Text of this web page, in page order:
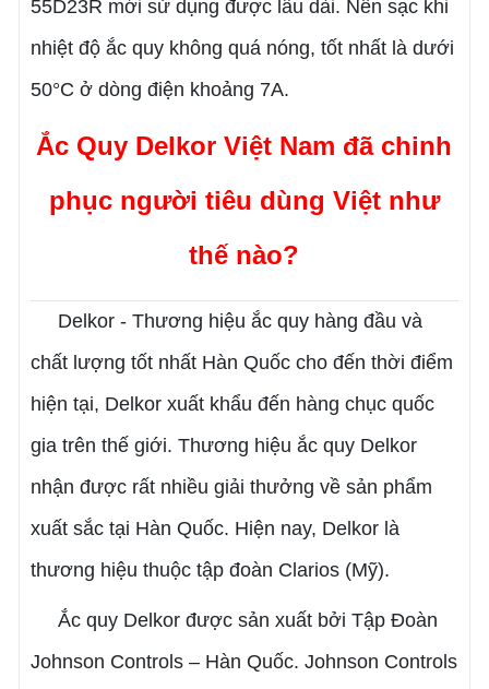
55D23R mới sử dụng được lâu dài. Nên sạc khi
nhiệt độ ắc quy không quá nóng, tốt nhất là dưới
50°C ở dòng điện khoảng 7A.
Ắc Quy Delkor Việt Nam đã chinh
phục người tiêu dùng Việt như
thế nào?
Delkor - Thương hiệu ắc quy hàng đầu và
chất lượng tốt nhất Hàn Quốc cho đến thời điểm
hiện tại, Delkor xuất khẩu đến hàng chục quốc
gia trên thế giới. Thương hiệu ắc quy Delkor
nhận được rất nhiều giải thưởng về sản phẩm
xuất sắc tại Hàn Quốc. Hiện nay, Delkor là
thương hiệu thuộc tập đoàn Clarios (Mỹ).
Ắc quy Delkor được sản xuất bởi Tập Đoàn
Johnson Controls – Hàn Quốc. Johnson Controls